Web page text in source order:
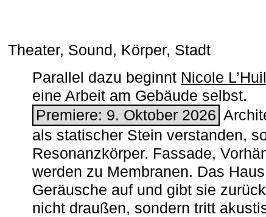
Theater, Sound, Körper, Stadt
Parallel dazu beginnt Nicole
eine Arbeit am Gebäude selbst.
Premiere: 9. Oktober 2026
als statischer Stein verstanden,
Resonanzkörper. Fassade,
werden zu Membranen. Das
Geräusche auf und gibt sie
nicht draußen, sondern tritt